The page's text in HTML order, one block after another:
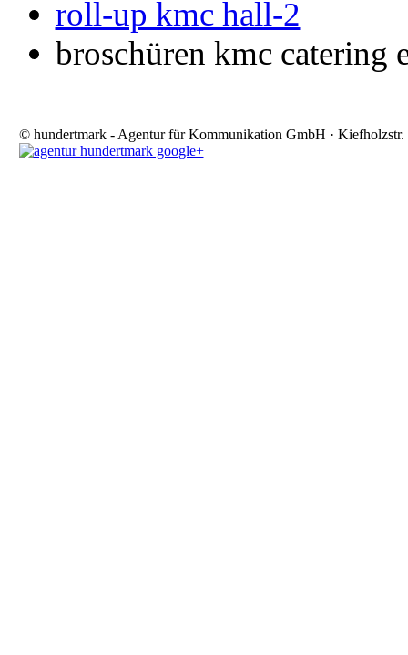
roll-up kmc hall-2
broschüren kmc catering
© hundertmark - Agentur für Kommunikation GmbH · Kiefholzstr.